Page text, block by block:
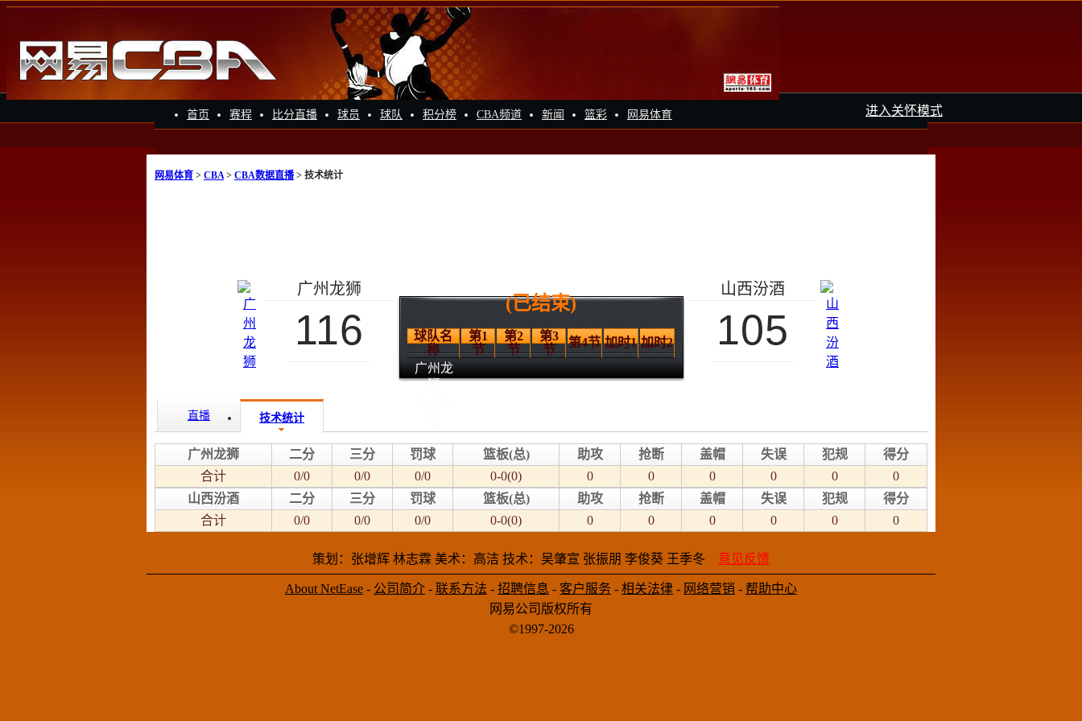
进入关怀模式
首页 赛程 比分直播 球员 球队 积分榜 CBA频道 新闻 篮彩 网易体育
网易体育 > CBA> CBA数据直播> 技术统计
广州龙狮
116
(已结束)
球队名
称
第1
节
第2
节
第3
节
第4节 加时1 加时2
广州龙
狮
山西汾酒
105
直播 技术统计
广州龙狮 二分 三分 罚球 篮板(总) 助攻 抢断 盖帽 失误 犯规
得分
合计
0/0 0/0 0/0 0-0(0) 0 0 0 0 0
0
山西汾酒
二分 三分 罚球 篮板(总) 助攻 抢断 盖帽 失误 犯规
得分
合计
0/0 0/0 0/0 0-0(0) 0 0 0 0 0 0
策划：张增辉 林志霖 美术：高洁 技术：吴肇宣 张振朋 李俊葵 王季冬 意见反馈
About NetEase - 公司简介 - 联系方法 - 招聘信息 - 客户服务 - 相关法律 - 网络营销 - 帮助中心
网易公司版权所有
©1997-2026